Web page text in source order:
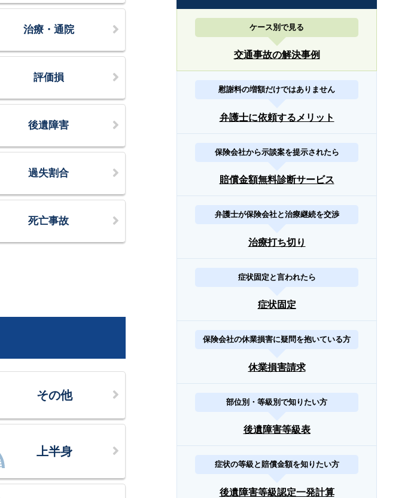
治療・通院
評価損
後遺障害
過失割合
死亡事故
その他
上半身
ケース別で見る
交通事故の解決事例
慰謝料の増額だけではありません
弁護士に依頼するメリット
保険会社から示談案を提示されたら
賠償金額無料診断サービス
弁護士が保険会社と治療継続を交渉
治療打ち切り
症状固定と言われたら
症状固定
保険会社の休業損害に疑問を抱いている方
休業損害請求
部位別・等級別で知りたい方
後遺障害等級表
症状の等級と賠償金額を知りたい方
後遺障害等級認定一発計算